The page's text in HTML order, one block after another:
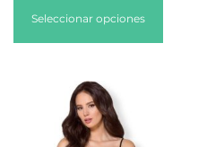
Seleccionar opciones